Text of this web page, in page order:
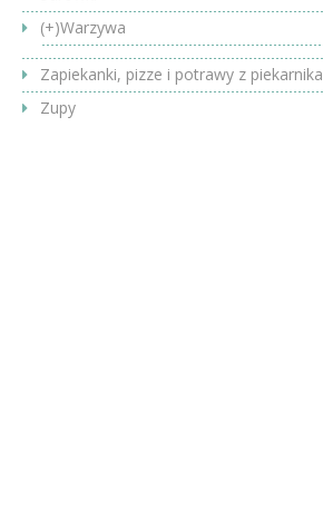
(+)Warzywa
Zapiekanki, pizze i potrawy z piekarnika
Zupy